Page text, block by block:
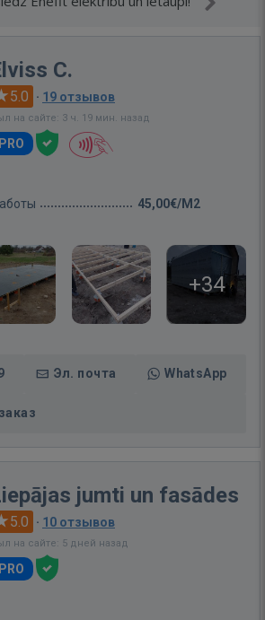
C.
5.0 · 19 отзывов
на сайте: 3 ч. 19 мин. назад
PRO
45,00€/M2
+34
Эл. почта WhatsApp
jumti un fasādes
5.0 · 10 отзывов
на сайте: 5 дней назад
PRO